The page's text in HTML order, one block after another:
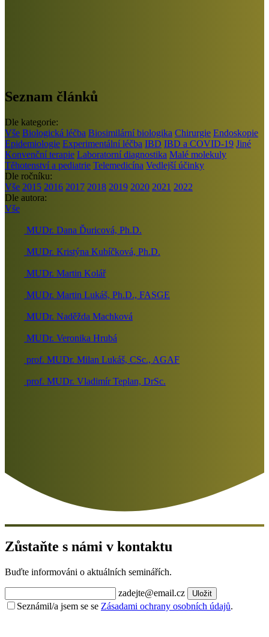
Seznam článků
Dle kategorie:
Vše Biologická léčba Biosimilární biologika Chirurgie Endoskopie
Epidemiologie Experimentální léčba IBD IBD a COVID-19 Jiné
Konvenční terapie Laboratorní diagnostika Malé molekuly
Těhotenství a pediatrie Telemedicína Vedlejší účinky
Dle ročníku:
Vše 2015 2016 2017 2018 2019 2020 2021 2022
Dle autora:
Vše
MUDr. Dana Ďuricová, Ph.D.
MUDr. Kristýna Kubíčková, Ph.D.
MUDr. Martin Kolář
MUDr. Martin Lukáš, Ph.D., FASGE
MUDr. Naděžda Machková
MUDr. Veronika Hrubá
prof. MUDr. Milan Lukáš, CSc., AGAF
prof. MUDr. Vladimír Teplan, DrSc.
Zůstaňte s námi v kontaktu
Buďte informováni o aktuálních seminářích.
zadejte@email.cz Uložit
Seznámil/a jsem se se Zásadami ochrany osobních údajů.